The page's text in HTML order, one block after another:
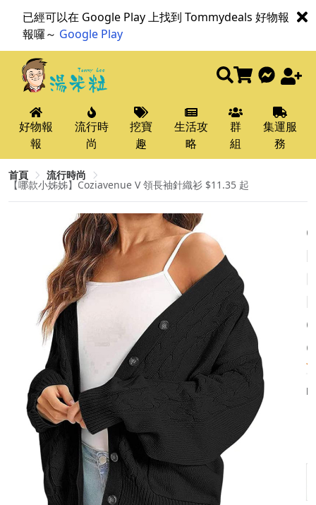
已經可以在 Google Play 上找到 Tommydeals 好物報
報囉～ Google Play
好物報
報
流行時
尚
挖寶
趣
生活攻
略
群
組
集運服
務
首頁 流行時尚
【哪款小姊姊】Coziavenue V 領長袖針織衫 $11.35 起